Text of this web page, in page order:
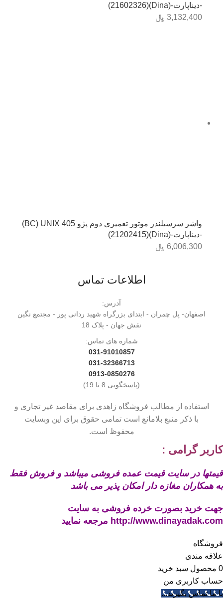
-دیناپارت-(Dina)(21602326)
3,132,400 ﷼
واشر سرسیلندر موتور تعمیری دوم پژو 405 BC) UNIX)
-دیناپارت-(Dina)(21202415)
6,006,300 ﷼
اطلاعات تماس
آدرس:
اصفهان- پل چمران - ابتدای بزرگراه شهید ردانی پور - مجتمع نگین
نقش جهان - پلاک 18
شماره های تماس:
031-91010857
031-32366713
0913-0850276
(پاسخگویی 8 تا 19)
استفاده از مطالب فروشگاه زاهدی برای مقاصد غیر تجاری و
با ذکر منبع بلامانع است تمامی حقوق برای این وبسایت
محفوظ است.
کاربر گرامی :
قیمتها در سایت قیمت عمده فروشی میباشد و فروش فقط
به همکاران مغازه دار امکان پذیر می باشد
جهت خرید بصورت خرده فروشی به سایت
http://www.dinayadak.com مرجعه نمایید
فروشگاه
علاقه مندی
0 محصول سبد خرید
حساب کاربری من
با ما تماس بگیرید...